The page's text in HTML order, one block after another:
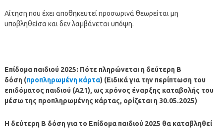
Αίτηση που έχει αποθηκευτεί προσωρινά θεωρείται μη
υποβληθείσα και δεν λαμβάνεται υπόψη.
Επίδομα παιδιού 2025: Πότε πληρώνεται η δεύτερη Β
δόση (προπληρωμένη κάρτα) (Ειδικά για την περίπτωση του
επιδόματος παιδιού (Α21), ως χρόνος έναρξης καταβολής του
μέσω της προπληρωμένης κάρτας, ορίζεται η 30.05.2025)
Η δεύτερη Β δόσηγια το Επίδομα παιδιού 2025 θα καταβληθεί